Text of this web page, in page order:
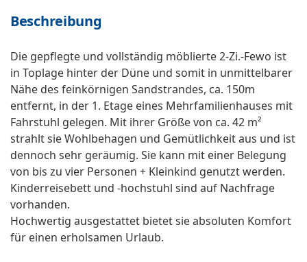
Beschreibung
Die gepflegte und vollständig möblierte 2-Zi.-Fewo ist
in Toplage hinter der Düne und somit in unmittelbarer
Nähe des feinkörnigen Sandstrandes, ca. 150m
entfernt, in der 1. Etage eines Mehrfamilienhauses mit
Fahrstuhl gelegen. Mit ihrer Größe von ca. 42 m²
strahlt sie Wohlbehagen und Gemütlichkeit aus und ist
dennoch sehr geräumig. Sie kann mit einer Belegung
von bis zu vier Personen + Kleinkind genutzt werden.
Kinderreisebett und -hochstuhl sind auf Nachfrage
vorhanden.
Hochwertig ausgestattet bietet sie absoluten Komfort
für einen erholsamen Urlaub.